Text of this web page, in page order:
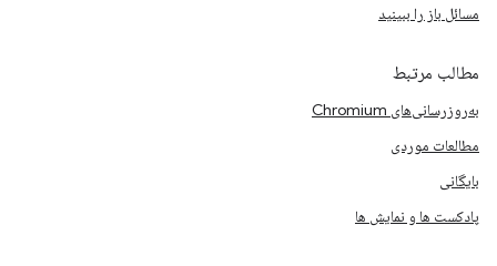
مسائل باز را ببینید
مطالب مرتبط
به‌روزرسانی‌های Chromium
مطالعات موردی
بایگانی
پادکست ها و نمایش ها